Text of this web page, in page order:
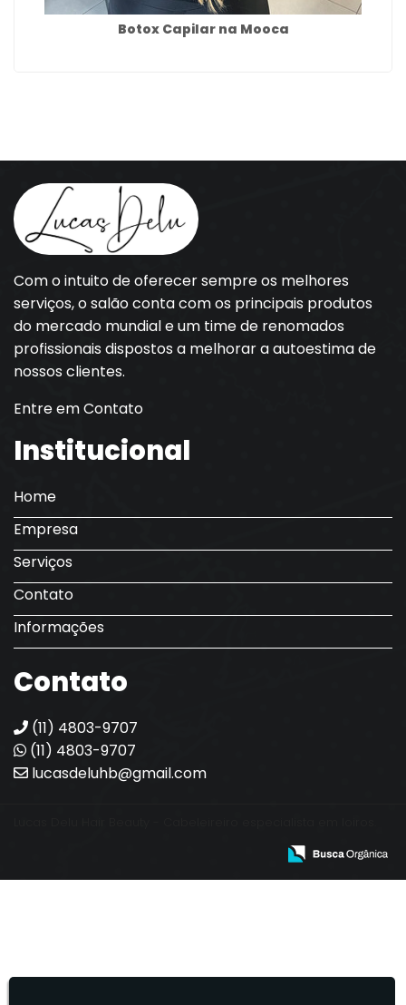
Botox Capilar na Mooca
Com o intuito de oferecer sempre os melhores
serviços, o salão conta com os principais produtos
do mercado mundial e um time de renomados
profissionais dispostos a melhorar a autoestima de
nossos clientes.
Entre em Contato
Institucional
Home
Empresa
Serviços
Contato
Informações
Contato
(11) 4803-9707
(11) 4803-9707
lucasdeluhb@gmail.com